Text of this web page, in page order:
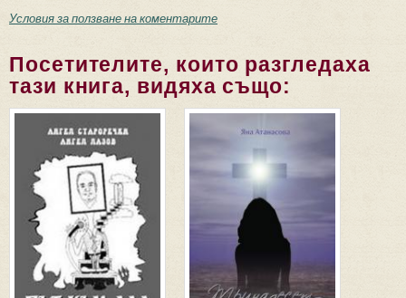
Условия за ползване на коментарите
Посетителите, които разгледаха
тази книга, видяха също: